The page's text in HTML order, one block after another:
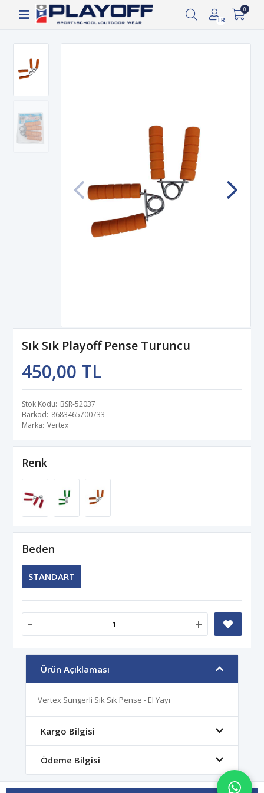
Siparişin 2-8 iş günü arasında kargoya verilecektir.
TR
0
Sık Sık Playoff Pense Turuncu
450,00 TL
Stok Kodu BSR-52037
Barkod 8683465700733
Marka Vertex
Renk
Beden
STANDART
- +
Ürün Açıklaması
Vertex Sungerli Sık Sık Pense - El Yayı
Kargo Bilgisi
Ödeme Bilgisi